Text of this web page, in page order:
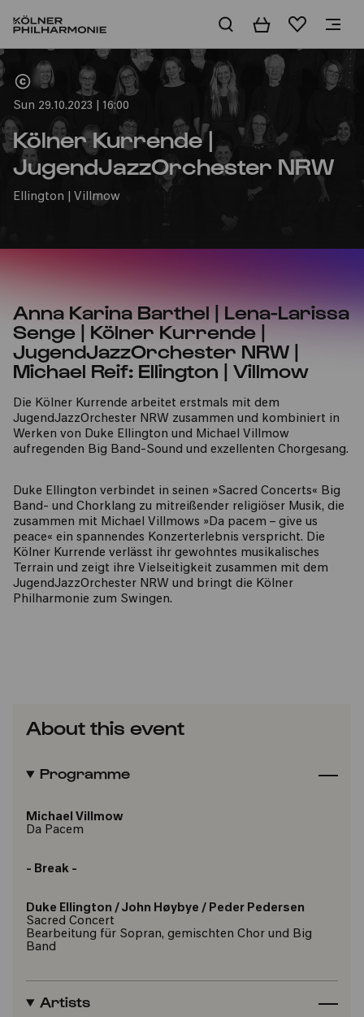
BasketWishlist
Home
Sun 29.10.2023 | 16:00
Kölner Kurrende |
JugendJazzOrchester NRW
Ellington | Villmow
Anna Karina Barthel | Lena-Larissa
Senge | Kölner Kurrende |
JugendJazzOrchester NRW |
Michael Reif: Ellington | Villmow
Die Kölner Kurrende arbeitet erstmals mit dem
JugendJazzOrchester NRW zusammen und kombiniert in
Werken von Duke Ellington und Michael Villmow
aufregenden Big Band-Sound und exzellenten Chorgesang.
Duke Ellington verbindet in seinen »Sacred Concerts« Big
Band- und Chorklang zu mitreißender religiöser Musik, die
zusammen mit Michael Villmows »Da pacem – give us
peace« ein spannendes Konzerterlebnis verspricht. Die
Kölner Kurrende verlässt ihr gewohntes musikalisches
Terrain und zeigt ihre Vielseitigkeit zusammen mit dem
JugendJazzOrchester NRW und bringt die Kölner
Philharmonie zum Swingen.
About this event
Programme
Michael Villmow
Da Pacem
- Break -
Duke Ellington / John Høybye / Peder Pedersen
Sacred Concert
Bearbeitung für Sopran, gemischten Chor und Big
Band
Artists